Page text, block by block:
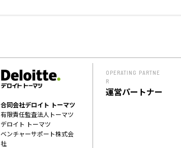
合同会社デロイト トーマツ
有限責任監査法人トーマツ
デロイト トーマツ
ベンチャーサポート株式会
社
OPERATING PARTNE
R
運営パートナー